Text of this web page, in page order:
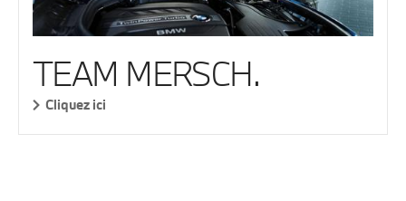
TEAM MERSCH.
Cliquez ici